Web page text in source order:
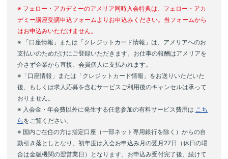
（４）取引先情報
・お取引に関する商談および業務運営のための連絡、受発注、契約に
伴う書類の作成、ご請求、お支払い等の業務
・プレスリリースを含むご案内やご連絡等
（５）従業者情報
・人事管理、労務管理、給与支給、福利厚生、税務、社会保険、健康
管理、安全管理等の業務
（６）採用応募者情報
・採用活動業務（応募受付、書類選考、面接、合否連絡等）
このほか、法令の規定に基づく場合および別途同意をいただいた場合
を除き、上記目的以外の利用はいたしません。
2.個人情報の預託
当社は、上記利用目的を達成するために、業務委託先に個人情報を預
当社は前項による利用規約の変更にあたり、変更後の利用規約の効
利用規約の内容とその効力発生日を当社ウェブサイト
に掲示し、ユ
ーザーに電子メールで通知します。
変更後の利用規約の効力発生日以降にユーザーが本サービスを利用
したときは、ユーザーは、利用規約の変更に同意したものとみなし
ます。
変更後の会員規約については、アメリアが別途定める場合を除い
て、Webサイト上に掲示した時点から効力を生じるものとします。
第4条(アメリアからの通知）
アメリアは、情報誌『Amelia』への掲示やWebサイト上の表示等､
その他アメリアが適当と判断する方法により、会員に対し随時必要
な事項を通知します｡
前項の通知は、アメリアが当該通知の内容をWebサイト上に掲示し
た時点より効力を発するものとします。
第2条（ポイントの付与）
当社は、会員がポイント付与対象サービスにおいて、当社の指定する方
法で各種講座の購入またはサービスを利用したとき、その他当社が相当
と認めた場合（以下「対象取引」といいます。）に、対象取引の税抜価
格の3%に相当する額（小数点以下は切り捨てとします。）のポイント
を付与します。
ポイント付与対象サービス、対象取引、その他ポイント付与の条件は、
当社が決定し、当社があらかじめ定める所定の方法により会員に告知す
るものとします。なお、あらかじめ告知する条件のほか、ポイントの付
与率、付与されるポイントの有効期間等は対象取引ごとに異なる場合が
あります。
ポイントは、対象取引が行われてから、当社が別途定める一定の期間を
経た後に付与されます。この期間内に、当社が対象取引につき取り消
し、返品等が生じたことを確認した場合、対象取引にポイントは付与さ
※ フェロー・アカデミーのアメリア同時入会特典は、フェロー・アカ
デミー講座受講申込フォームよりお申込みください。当フォームから
はお申込みいただけません。
※ 「口座情報」または「クレジットカード情報」は、アメリアへのお
支払いのためだけにご登録いただきます。お仕事の報酬はアメリアを
介さず企業から直接、会員個人に支払われます。
※「口座情報」または「クレジットカード情報」をお送りいただいた
後、もしくは求人応募を含むサービスご利用後のキャンセルは承って
おりません。
※ 入会金・年会費以外に発生する任意参加の有料サービス費用は こち
ら をご覧ください。
※ 国内ご在住の方は指定口座（一部ネット専用銀行を除く）からの自
動引き落としとなり、初年度は入会お申込み月の翌月27日（休日の場
合は金融機関の翌営業日）となります。お申込み受付完了後、続けて